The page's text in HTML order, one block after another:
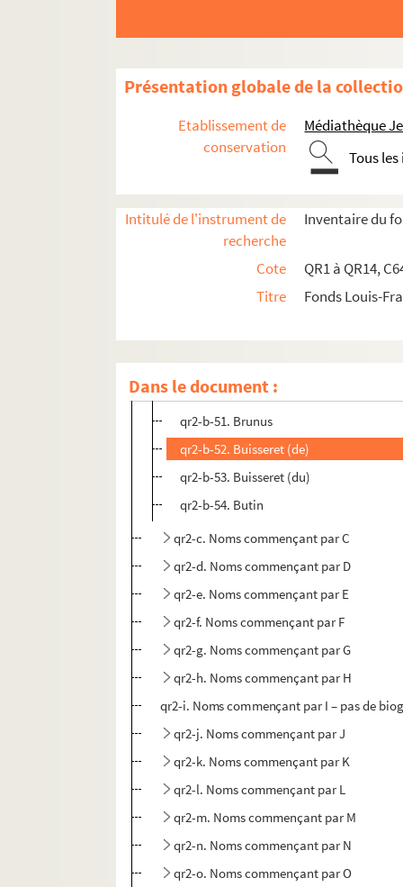
Présentation globale de la
Etablissement de
conservation
Médiathèque
Tous
Intitulé de l'instrument de
recherche
Inventaire du
Cote
QR1 à QR14,
Titre
Fonds Louis-
Dans le document :
qr2-b-39. Bouche
qr2-b-41. Boursin
qr2-b-43. Braem
qr2-b-44. Brame
qr2-b-48. Brochart
qr2-b-49. Brunel
qr2-b-50. Brunetière
qr2-b-51. Brunus
qr2-b-52. Buisseret (de)
qr2-b-53. Buisseret (du)
qr2-b-54. Butin
qr2-c. Noms commençant par C
qr2-d. Noms commençant par D
qr2-e. Noms commençant par E
qr2-f. Noms commençant par F
qr2-g. Noms commençant par G
qr2-h. Noms commençant par H
qr2-i. Noms commençant par I – pas de
qr2-j. Noms commençant par J
qr2-k. Noms commençant par K
qr2-l. Noms commençant par L
qr2-m. Noms commençant par M
qr2-n. Noms commençant par N
qr2-o. Noms commençant par O